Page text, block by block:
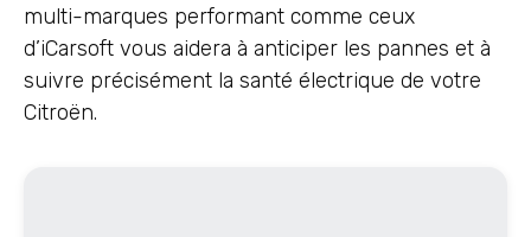
multi-marques performant comme ceux
d’iCarsoft vous aidera à anticiper les pannes et à
suivre précisément la santé électrique de votre
Citroën.